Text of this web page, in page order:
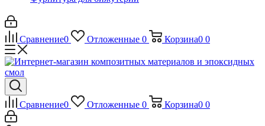
Сравнение0 Отложенные 0 Корзина0 0
Сравнение0 Отложенные 0 Корзина0 0